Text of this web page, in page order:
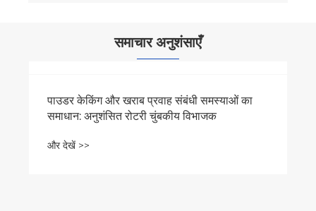
समाचार अनुशंसाएँ